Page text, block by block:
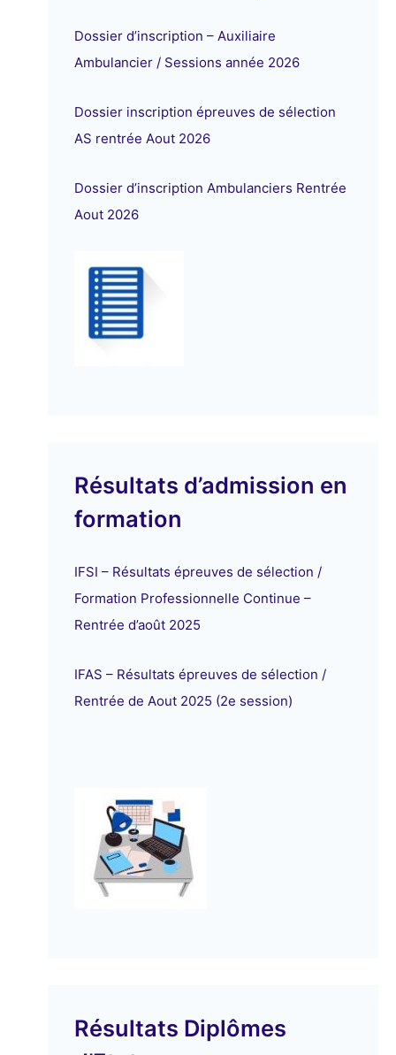
Dossier d’inscription – Auxiliaire
Ambulancier / Sessions année 2026
Dossier inscription épreuves de sélection
AS rentrée Aout 2026
Dossier d’inscription Ambulanciers Rentrée
Aout 2026
Résultats d’admission en
formation
IFSI – Résultats épreuves de sélection /
Formation Professionnelle Continue –
Rentrée d’août 2025
IFAS – Résultats épreuves de sélection /
Rentrée de Aout 2025 (2e session)
Résultats Diplômes